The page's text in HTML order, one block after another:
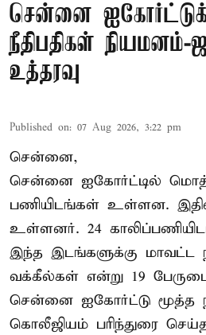
சென்னை
நீதிபதிகள் நியமனம்-
உத்தரவு
Published on: 07 Aug 2026, 3:22 pm
சென்னை,
சென்னை ஐகோர்ட்டில்
பணியிடங்கள் உள்ளன. இதில்
உள்ளனர். 24
இந்த இடங்களுக்கு மாவட்ட
வக்கீல்கள் என்று 19
சென்னை ஐகோர்ட்டு மூத்த
கொலீஜியம் பரிந்துரை